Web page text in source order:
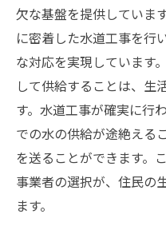
欠な基盤を提供していま
に密着した水道工事を行
な対応を実現しています
して供給することは、生
す。水道工事が確実に行
での水の供給が途絶える
を送ることができます。
事業者の選択が、住民の
ます。